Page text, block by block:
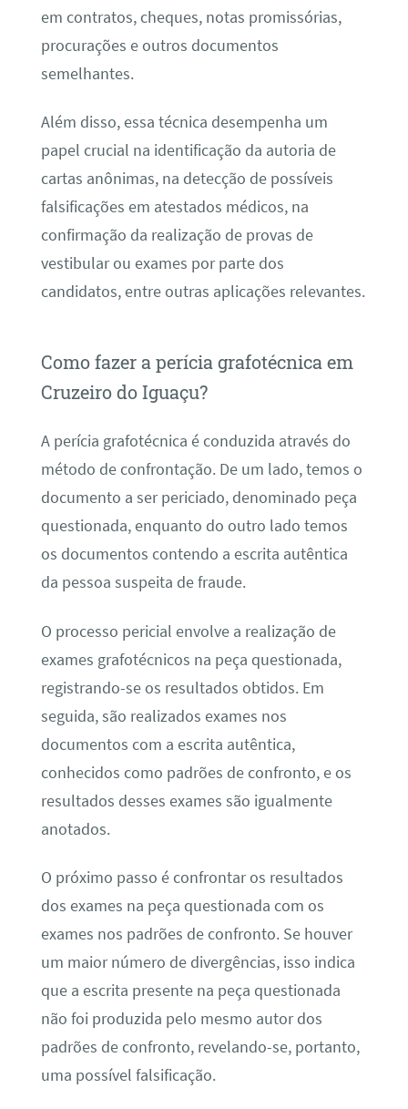
em contratos, cheques, notas promissórias,
procurações e outros documentos
semelhantes.
Além disso, essa técnica desempenha um
papel crucial na identificação da autoria de
cartas anônimas, na detecção de possíveis
falsificações em atestados médicos, na
confirmação da realização de provas de
vestibular ou exames por parte dos
candidatos, entre outras aplicações relevantes.
Como fazer a perícia grafotécnica em
Cruzeiro do Iguaçu?
A perícia grafotécnica é conduzida através do
método de confrontação. De um lado, temos o
documento a ser periciado, denominado peça
questionada, enquanto do outro lado temos
os documentos contendo a escrita autêntica
da pessoa suspeita de fraude.
O processo pericial envolve a realização de
exames grafotécnicos na peça questionada,
registrando-se os resultados obtidos. Em
seguida, são realizados exames nos
documentos com a escrita autêntica,
conhecidos como padrões de confronto, e os
resultados desses exames são igualmente
anotados.
O próximo passo é confrontar os resultados
dos exames na peça questionada com os
exames nos padrões de confronto. Se houver
um maior número de divergências, isso indica
que a escrita presente na peça questionada
não foi produzida pelo mesmo autor dos
padrões de confronto, revelando-se, portanto,
uma possível falsificação.